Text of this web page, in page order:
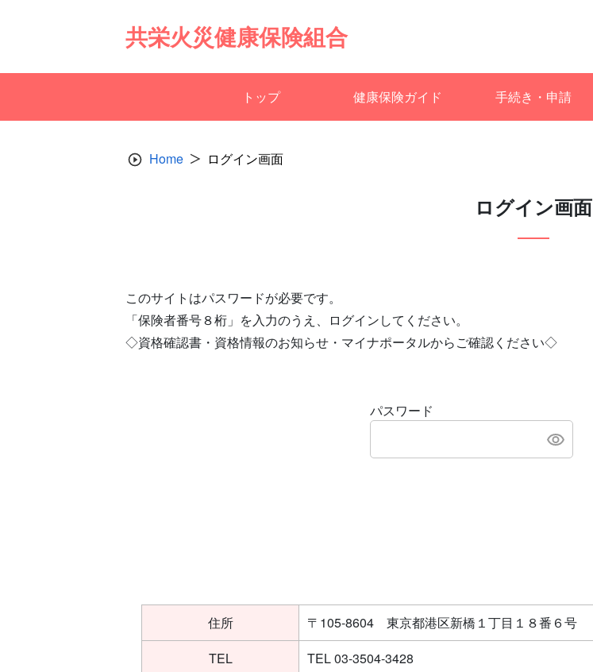
共栄火災健康保険組合
トップ 健康保険ガイド 手続き・申請
Home ログイン画面
ログイン画面
このサイトはパスワードが必要です。
「保険者番号８桁」を入力のうえ、ログインしてください。
◇資格確認書・資格情報のお知らせ・マイナポータルからご確認ください◇
パスワード
住所
〒105-8604 東京都港区新橋１丁目１８番６号
TEL
TEL 03-3504-3428